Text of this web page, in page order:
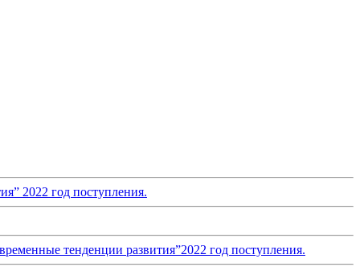
2022 год поступления.
тенденции развития”2022 год поступления.